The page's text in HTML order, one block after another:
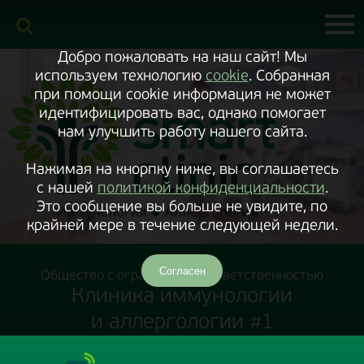
версию
сайта
Добро пожаловать на наш сайт! Мы
используем технологию cookie. Собранная
при помощи cookie информация не может
идентифицировать вас, однако помогает
нам улучшить работу нашего сайта.
Нажимая на кнорпку ниже, вы соглашаетесь
с нашей политикой конфиденциальности.
Это сообщение вы больше не увидите, по
крайней мере в течение следующей недели.
Согласен
Общество с ограниченной ответственностью
Клиника иммунологии
и аллергологии #1